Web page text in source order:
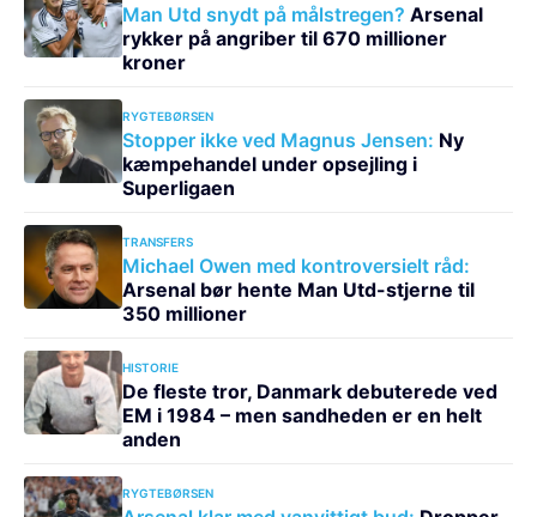
Man Utd snydt på målstregen? Arsenal
rykker på angriber til 670 millioner
kroner
RYGTEBØRSEN
Stopper ikke ved Magnus Jensen: Ny
kæmpehandel under opsejling i
Superligaen
TRANSFERS
Michael Owen med kontroversielt råd:
Arsenal bør hente Man Utd-stjerne til
350 millioner
HISTORIE
De fleste tror, Danmark debuterede ved
EM i 1984 – men sandheden er en helt
anden
RYGTEBØRSEN